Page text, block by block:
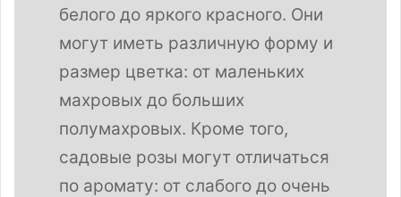
белого до яркого красного. Они
могут иметь различную форму и
размер цветка: от маленьких
махровых до больших
полумахровых. Кроме того,
садовые розы могут отличаться
по аромату: от слабого до очень